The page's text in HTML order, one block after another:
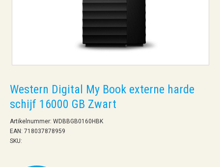
Western Digital My Book externe harde
schijf 16000 GB Zwart
Artikelnummer: WDBBGB0160HBK
EAN: 718037878959
SKU: